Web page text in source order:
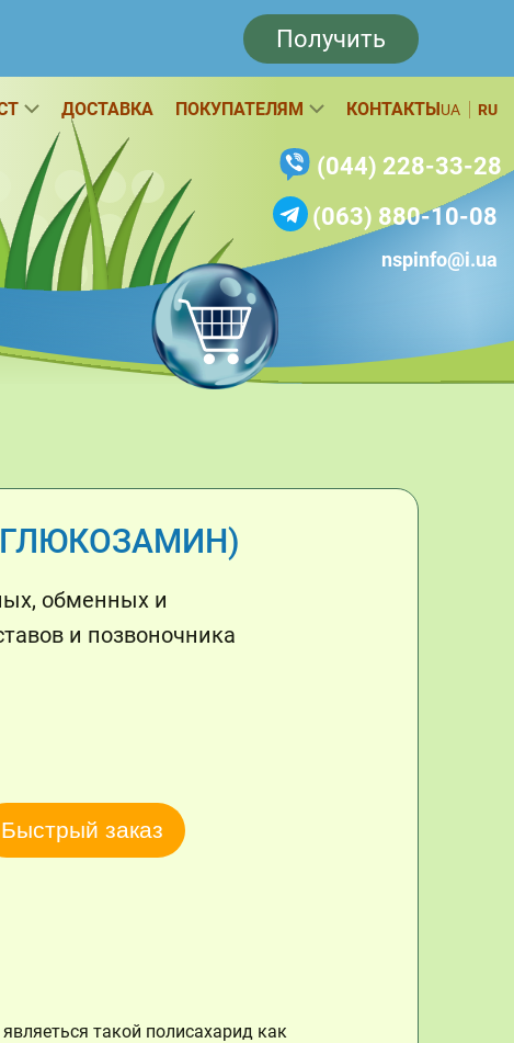
ДОСТАВКА ПОКУПАТЕЛЯМ КОНТАКТЫUA RU
(044) 228-33-28
(063) 880-10-08
nspinfo@i.ua
Получить
(ГЛЮКОЗАМИН)
обменных и
и позвоночника
Быстрый заказ
такой полисахарид как